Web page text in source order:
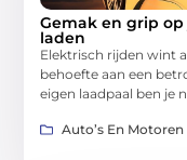
Gemak en grip
laden
Elektrisch rijden wint
behoefte aan een
eigen laadpaal ben je
Auto’s En Motoren